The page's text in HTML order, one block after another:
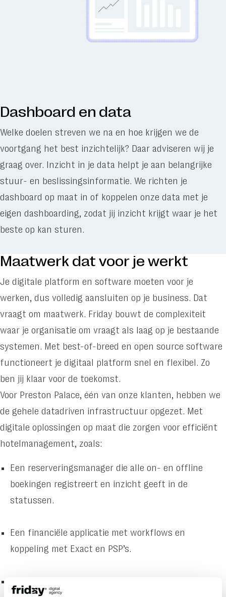
Dashboard en data
Welke doelen streven we na en hoe krijgen we de
voortgang het best inzichtelijk? Daar adviseren wij je
graag over. Inzicht in je data helpt je aan belangrijke
stuur- en beslissingsinformatie. We richten je
dashboard op maat in of koppelen onze data met je
eigen dashboarding, zodat jij inzicht krijgt waar je het
beste op kan sturen.
Maatwerk dat voor je werkt
Je digitale platform en software moeten voor je
werken, dus volledig aansluiten op je business. Dat
vraagt om maatwerk. Friday bouwt de complexiteit
waar je organisatie om vraagt als laag op je bestaande
systemen. Met best-of-breed en open source software
functioneert je digitaal platform snel en flexibel. Zo
ben jij klaar voor de toekomst.
Voor Preston Palace, één van onze klanten, hebben we
de gehele datadriven infrastructuur opgezet. Met
digitale oplossingen op maat die zorgen voor efficiënt
hotelmanagement, zoals:
Een reserveringsmanager die alle on- en offline
boekingen registreert en inzicht geeft in de
statussen.
Een financiële applicatie met workflows en
koppeling met Exact en PSP’s.